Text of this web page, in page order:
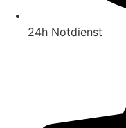
24h Notdienst